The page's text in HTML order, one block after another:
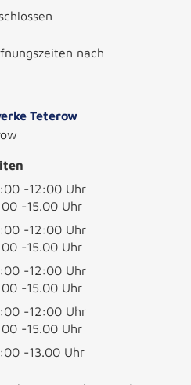
nach
Teterow
-12:00 Uhr
-15.00 Uhr
-12:00 Uhr
-15.00 Uhr
-12:00 Uhr
-15.00 Uhr
-12:00 Uhr
-15.00 Uhr
-13.00 Uhr